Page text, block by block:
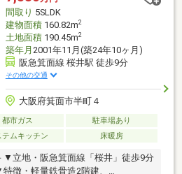
間取り 5SLDK
建物面積160.82m2
土地面積190.45m2
築年月 2001年11月(築24年10ヶ月)
阪急箕面線 桜井駅 徒歩9分
その他の交通
大阪府箕面市半町４
都市ガス
駐車場あり
テムキッチン 床暖房
▼立地・阪急箕面線「桜井」徒歩9分
徴・軽量鉄骨造2階建、